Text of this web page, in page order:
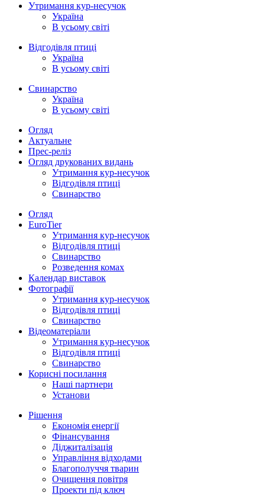
Утримання кур-несучок
Україна
В усьому світі
Відгодівля птиці
Україна
В усьому світі
Свинарство
Україна
В усьому світі
Огляд
Актуальне
Прес-реліз
Огляд друкованих видань
Утримання кур-несучок
Відгодівля птиці
Свинарство
Огляд
EuroTier
Утримання кур-несучок
Відгодівля птиці
Свинарство
Розведення комах
Календар виставок
Фотографії
Утримання кур-несучок
Відгодівля птиці
Свинарство
Відеоматеріали
Утримання кур-несучок
Відгодівля птиці
Свинарство
Корисні посилання
Наші партнери
Установи
Рішення
Економія енергії
Фінансування
Діджиталізація
Управління відходами
Благополуччя тварин
Очищення повітря
Проекти під ключ